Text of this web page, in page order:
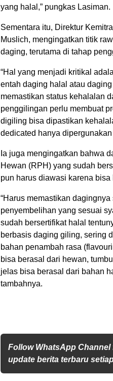
yang halal,” pungkas Lasiman.
Sementara itu, Direktur
Muslich, mengingatkan titik
daging, terutama di tahap
“Hal yang menjadi kritikal
entah daging halal atau
memastikan status kehalalan
penggilingan perlu membuat
digiling bisa dipastikan
dedicated hanya
Ia juga mengingatkan bahwa
Hewan (RPH) yang sudah
pun harus diawasi karena
“Harus memastikan
penyembelihan yang sesuai
sudah bersertifikat halal
berbasis daging giling, sering
bahan penambah rasa
bisa berasal dari hewan,
jelas bisa berasal dari bahan
tambahnya.
Follow WhatsApp
update berita terbaru